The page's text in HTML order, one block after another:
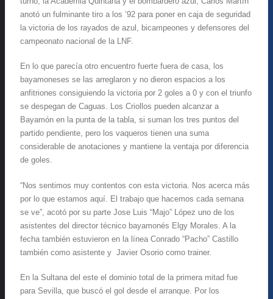
anotó un fulminante tiro a los ’92 para poner en caja de seguridad
la victoria de los rayados de azul, bicampeones y defensores del
campeonato nacional de la LNF.
En lo que parecía otro encuentro fuerte fuera de casa, los
bayamoneses se las arreglaron y no dieron espacios a los
anfitriones consiguiendo la victoria por 2 goles a 0 y con el triunfo
se despegan de Caguas. Los Criollos pueden alcanzar a
Bayamón en la punta de la tabla, si suman los tres puntos del
partido pendiente, pero los vaqueros tienen una suma
considerable de anotaciones y mantiene la ventaja por diferencia
de goles.
“Nos sentimos muy contentos con esta victoria. Nos acerca más
por lo que estamos aquí. El trabajo que hacemos cada semana
se ve”, acotó por su parte Jose Luis “Majo” López uno de los
asistentes del director técnico bayamonés Elgy Morales. A la
fecha también estuvieron en la línea Conrado “Pacho” Castillo
también como asistente y Javier Osorio como trainer.
En la Sultana del este el dominio total de la primera mitad fue
para Sevilla, que buscó el gol desde el arranque. Por los